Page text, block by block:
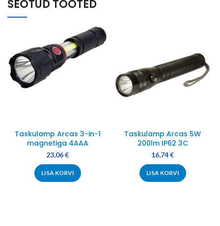
SEOTUD TOOTED
Taskulamp Arcas 3-in-1
magnetiga 4AAA
23,06€
LISA KORVI
Taskulamp Arcas 5W
200lm IP62 3C
16,74€
LISA KORVI